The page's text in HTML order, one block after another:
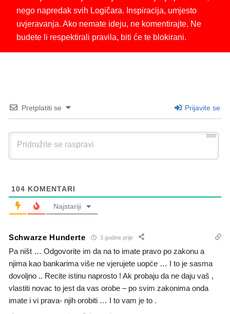
nego napredak svih Logičara. Inspiracija, umjesto
uvjeravanja. Ako nemate ideju, ne komentirajte. Ne
budete li respektirali pravila, biti će te blokirani.
Pretplatiti se Prijavite se
3000
104 KOMENTARI
Najstariji
Schwarze Hunderte 3 godine prije
Pa ništ … Odgovorite im da na to imate pravo po zakonu a
njima kao bankarima više ne vjerujete uopće … I to je sasma
dovoljno .. Recite istinu naprosto ! Ak probaju da ne daju vaš ,
vlastiti novac to jest da vas orobe – po svim zakonima onda
imate i vi prava- njih orobiti … I to vam je to .